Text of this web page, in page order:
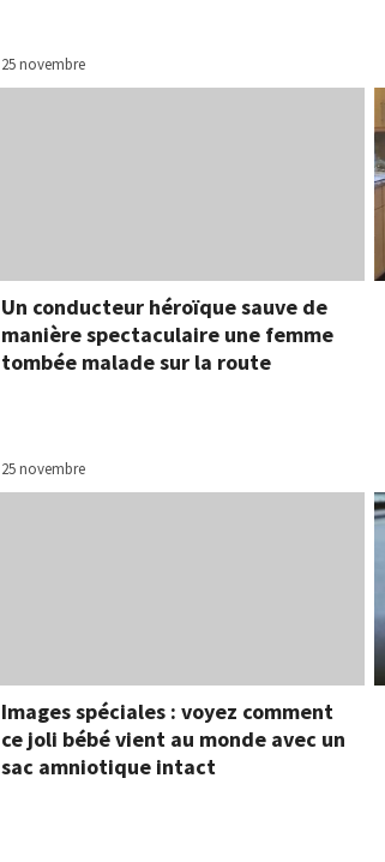
25 novembre
Un conducteur héroïque sauve de
manière spectaculaire une femme
tombée malade sur la route
25 novembre
Images spéciales : voyez comment
ce joli bébé vient au monde avec un
sac amniotique intact